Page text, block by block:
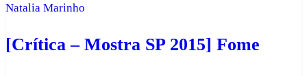
Natalia Marinho
[Crítica – Mostra SP 2015] Fome